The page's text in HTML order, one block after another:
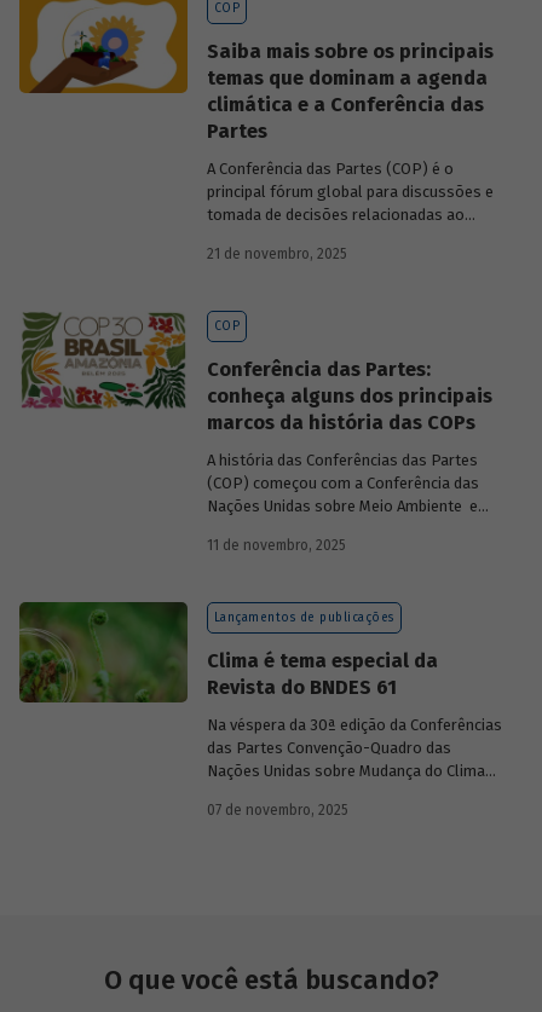
COP
Saiba mais sobre os principais
temas que dominam a agenda
climática e a Conferência das
Partes
A Conferência das Partes (COP) é o
principal fórum global para discussões e
tomada de decisões relacionadas ao
em vista a urgência cada vez maior do
as discussões das mesas de negociações
saiam do discurso e resultem em
com prazos e recursos definidos.
21 de novembro, 2025
COP
Conferência das Partes:
conheça alguns dos principais
marcos da história das COPs
A história das Conferências das Partes
(COP) começou com a Conferência das
Nações Unidas sobre Meio Ambiente e
United Nations Conference on
aconteceu no Rio de Janeiro, em 1992, e
ficou conhecida como Rio-92 ou Cúpula da
países – líderes políticos, diplomatas,
cientistas, jornalistas e organizações da
sociedade civil – discutiram o impacto das
atividades socioeconômicas para o meio
ambiente. Como principal resultado, os
países participantes reconheceram os
graves riscos de um modelo
11 de novembro, 2025
Lançamentos de publicações
Clima é tema especial da
Revista do BNDES 61
Na véspera da 30ª edição da Conferências
das Partes Convenção-Quadro das
Nações Unidas sobre Mudança do Clima
edição 61 da Revista do BNDES.
07 de novembro, 2025
O que você está buscando?